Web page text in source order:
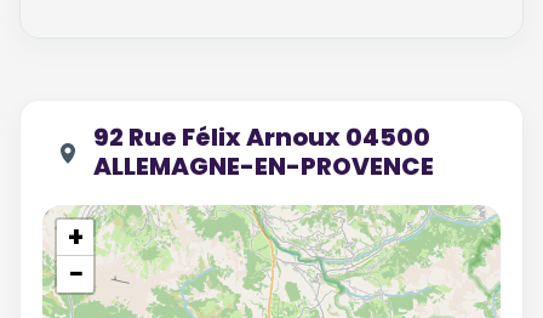
92 Rue Félix Arnoux 04500
ALLEMAGNE-EN-PROVENCE
+
−